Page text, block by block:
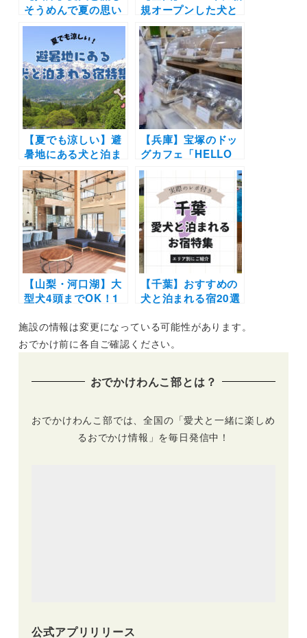
そうめんで夏の思い
出を作ろう！有馬グ
ランドホテル「DOG
UP VILLA」で今年
も「愛犬流しそうめ
ん」イベント開催！
規オープンした犬と
泊まれる宿・ホテ
ル・グランピング・
ヴィラ大特集！わん
こ用お風呂やドッグ
ラン併設のドッグフ
レンドリー施設を紹
介
【夏でも涼しい】避
暑地にある犬と泊ま
れる宿特集！那須高
原や軽井沢・奥日光
や勝浦など8エリア
を厳選
【兵庫】宝塚のドッ
グカフェ「HELLO
CAFE 」を現地取
材！（阪急ハロード
ック内）| ランチが
美味しい＆犬と遊べ
る新スポットが誕
生！
【山梨・河口湖】大
型犬4頭までOK！1
ラ・セゾン・フジ」
4月28日オープン！
【千葉】おすすめの
犬と泊まれる宿20選
ポあり）露天風呂や
プライベートドッグ
施設の情報は変更になっている可能性があります。
おでかけ前に各自ご確認ください。
おでかけわんこ部とは？
おでかけわんこ部では、全国の「愛犬と一緒に楽しめ
るおでかけ情報」を毎日発信中！
公式アプリリリース